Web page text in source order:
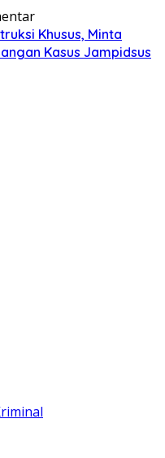
Khusus, Minta
Kasus Jampidsus